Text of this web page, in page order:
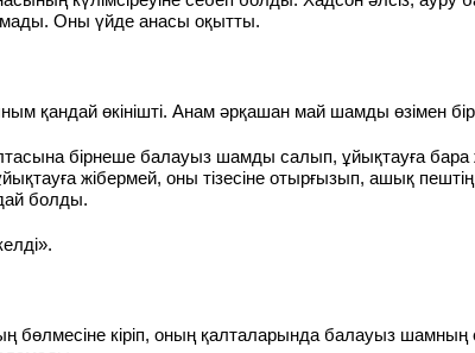
Оны үйде анасы оқытты.
қандай өкінішті. Анам әрқашан май шамды өзімен
бірнеше балауыз шамды салып, ұйықтауға бара
жібермей, оны тізесіне отырғызып, ашық
болды.
бөлмесіне кіріп, оның қалталарында балауыз